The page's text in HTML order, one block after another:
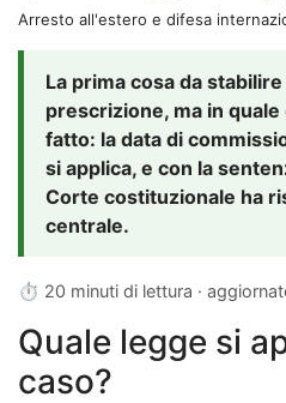
Arresto all'estero e difesa
La prima cosa da
prescrizione, ma in
fatto: la data di
si applica, e con la
Corte costituzionale ha
centrale.
⏱ 20 minuti di lettura ·
Quale legge si
caso?